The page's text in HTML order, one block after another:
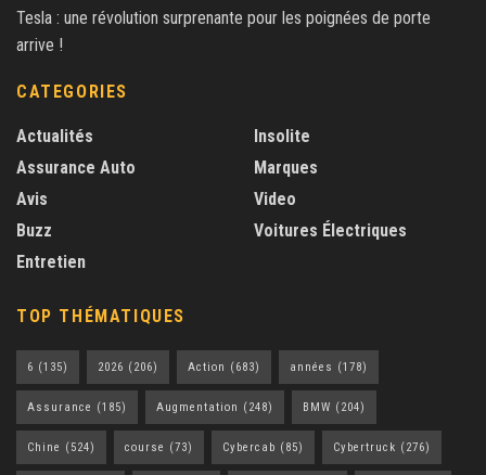
Tesla : une révolution surprenante pour les poignées de porte
arrive !
CATEGORIES
Actualités
Assurance Auto
Avis
Buzz
Entretien
Insolite
Marques
Video
Voitures Électriques
TOP THÉMATIQUES
6 (135) 2026 (206) Action (683) années (178)
Assurance (185) Augmentation (248) BMW (204)
Chine (524) course (73) Cybercab (85) Cybertruck (276)